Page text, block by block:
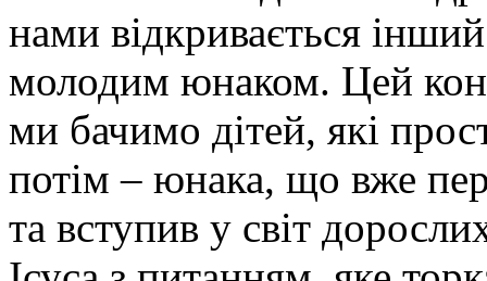
нами відкривається інший
молодим юнаком. Цей
ми бачимо дітей, які
потім – юнака, що вже
та вступив у світ